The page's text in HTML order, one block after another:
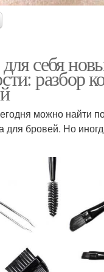
себя
разбор
можно найти
для бровей. Но